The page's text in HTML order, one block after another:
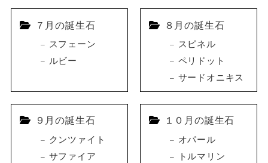
７月の誕生石
スフェーン
ルビー
８月の誕生石
スピネル
ペリドット
サードオニキス
９月の誕生石
クンツァイト
サファイア
１０月の誕生石
オパール
トルマリン